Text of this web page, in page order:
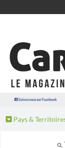
Suivez nous sur Facebook
Pays &